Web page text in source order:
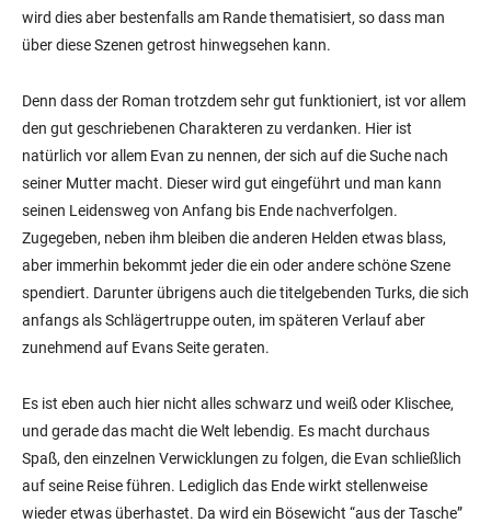
wird dies aber bestenfalls am Rande thematisiert, so dass man
über diese Szenen getrost hinwegsehen kann.
Denn dass der Roman trotzdem sehr gut funktioniert, ist vor allem
den gut geschriebenen Charakteren zu verdanken. Hier ist
natürlich vor allem Evan zu nennen, der sich auf die Suche nach
seiner Mutter macht. Dieser wird gut eingeführt und man kann
seinen Leidensweg von Anfang bis Ende nachverfolgen.
Zugegeben, neben ihm bleiben die anderen Helden etwas blass,
aber immerhin bekommt jeder die ein oder andere schöne Szene
spendiert. Darunter übrigens auch die titelgebenden Turks, die sich
anfangs als Schlägertruppe outen, im späteren Verlauf aber
zunehmend auf Evans Seite geraten.
Es ist eben auch hier nicht alles schwarz und weiß oder Klischee,
und gerade das macht die Welt lebendig. Es macht durchaus
Spaß, den einzelnen Verwicklungen zu folgen, die Evan schließlich
auf seine Reise führen. Lediglich das Ende wirkt stellenweise
wieder etwas überhastet. Da wird ein Bösewicht “aus der Tasche”